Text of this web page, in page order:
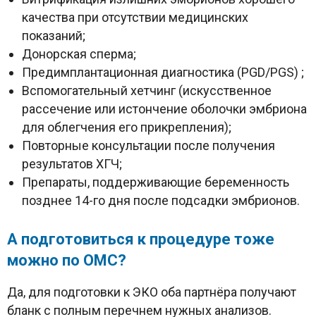
качества при отсутствии медицинских
показаний;
Донорская сперма;
Предимплантационная диагностика (PGD/PGS) ;
Вспомогательный хетчинг (искусственное
рассечение или истончение оболочки эмбриона
для облегчения его прикрепления);
Повторные консультации после получения
результатов ХГЧ;
Препараты, поддерживающие беременность
позднее 14-го дня после подсадки эмбрионов.
А подготовиться к процедуре тоже
можно по ОМС?
Да, для подготовки к ЭКО оба партнёра получают
бланк с полным перечнем нужных анализов.